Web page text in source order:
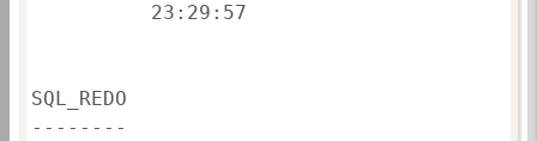
          23:29:57
SQL_REDO
--------